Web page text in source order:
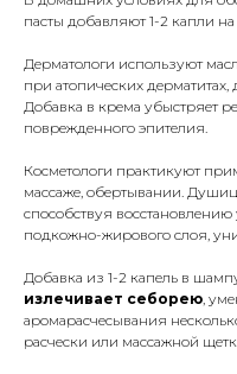
пасты добавляют 1-2 капли на
Дерматологи используют
при атопических
Добавка в крема убыстряет
поврежденного эпителия.
Косметологи практикуют
массаже, обертывании.
способствуя
подкожно-жирового слоя,
Добавка из 1-2 капель в
излечивает себорею,
аромарасчесывания
расчески или массажной